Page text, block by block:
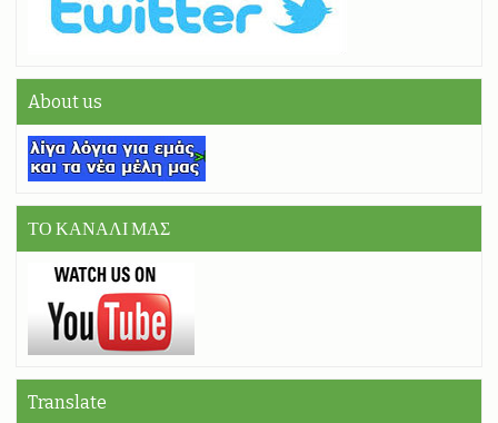
About us
ΤΟ ΚΑΝΑΛΙ ΜΑΣ
Translate